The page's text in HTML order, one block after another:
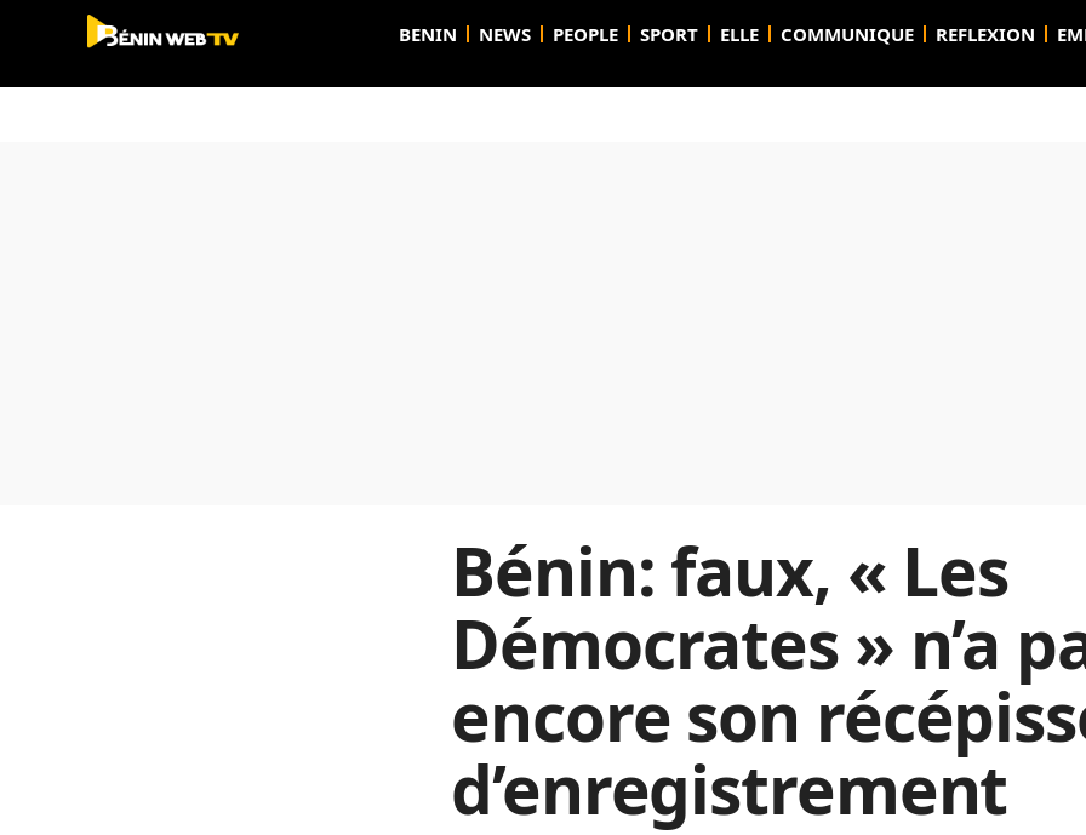
BENIN NEWS PEOPLE SPORT ELLE COMMUNIQUE REFLEXION
Bénin: faux, « Les
Démocrates » n’a
encore son
d’enregistrement